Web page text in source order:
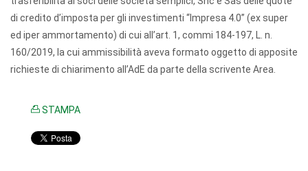
di credito d’imposta per gli investimenti “Impresa 4.0” (ex super
ed iper ammortamento) di cui all’art. 1, commi 184-197, L. n.
160/2019, la cui ammissibilità aveva formato oggetto di apposite
richieste di chiarimento all’AdE da parte della scrivente Area.
STAMPA